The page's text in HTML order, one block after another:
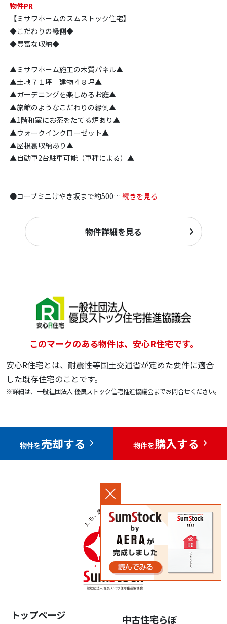
物件PR
【ミサワホームのスムストック住宅】
◆こだわりの縁側◆
◆豊富な収納◆
▲ミサワホーム施工の木質パネル▲
▲土地７１坪 建物４８坪▲
▲ガーデニングを楽しめるお庭▲
▲旅館のようなこだわりの縁側▲
▲1階和室にお茶をたてる炉あり▲
▲ウォークインクローゼット▲
▲屋根裏収納あり▲
▲自動車2台駐車可能（車種による）▲
●コープミニけやき坂まで約500… 続きを見る
物件詳細を見る
このマークのある物件は、安心R住宅です。
安心R住宅とは、耐震性等国土交通省が定めた要件に適合
した既存住宅のことです。
※詳細は、一般社団法人 優良ストック住宅推進協議会までお問合せください。
物件を売却する 物件を購入する
トップページ 中古住宅らぼ